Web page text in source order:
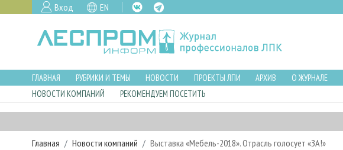
Вход EN
ГЛАВНАЯ РУБРИКИ И ТЕМЫ НОВОСТИ ПРОЕКТЫ ЛПИ АРХИВ О ЖУРНАЛЕ
НОВОСТИ КОМПАНИЙ
РЕКОМЕНДУЕМ ПОСЕТИТЬ
Главная Новости компаний Выставка «Мебель-2018». Отрасль голосует «ЗА!»